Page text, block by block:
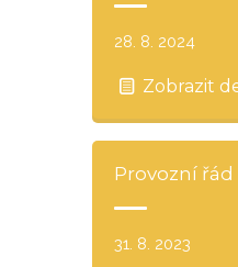
28. 8. 2024
Zobrazit
Provozní
31. 8. 2023